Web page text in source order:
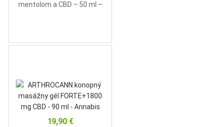
mentolom a CBD – 50 ml –
19,90 €